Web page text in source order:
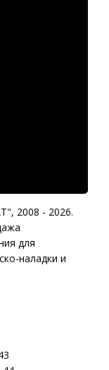
, 2008 - 2026.
для
наладки и